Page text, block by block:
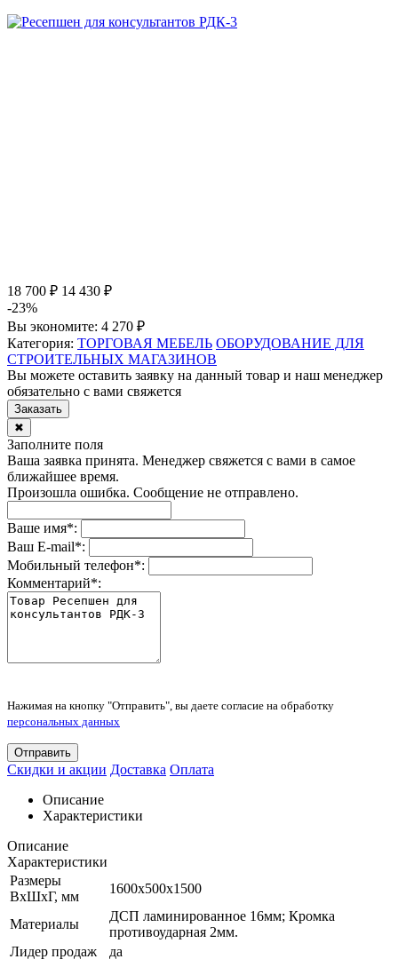
18 700 ₽ 14 430 ₽
-23%
Вы экономите: 4 270 ₽
Категория: ТОРГОВАЯ МЕБЕЛЬ ОБОРУДОВАНИЕ ДЛЯ
СТРОИТЕЛЬНЫХ МАГАЗИНОВ
Вы можете оставить заявку на данный товар и наш менеджер
обязательно с вами свяжется
Заказать
✖
Заполните поля
Ваша заявка принята. Менеджер свяжется с вами в самое
ближайшее время.
Произошла ошибка. Сообщение не отправлено.
Ваше имя*:
Ваш E-mail*:
Мобильный телефон*:
Комментарий*:
Нажимая на кнопку "Отправить", вы даете согласие на обработку
персональных данных
Отправить
Скидки и акции Доставка Оплата
Описание
Характеристики
Описание
Характеристики
Размеры
ВхШхГ, мм
1600x500x1500
Материалы
ДСП ламинированное 16мм; Кромка
противоударная 2мм.
Лидер продаж
да